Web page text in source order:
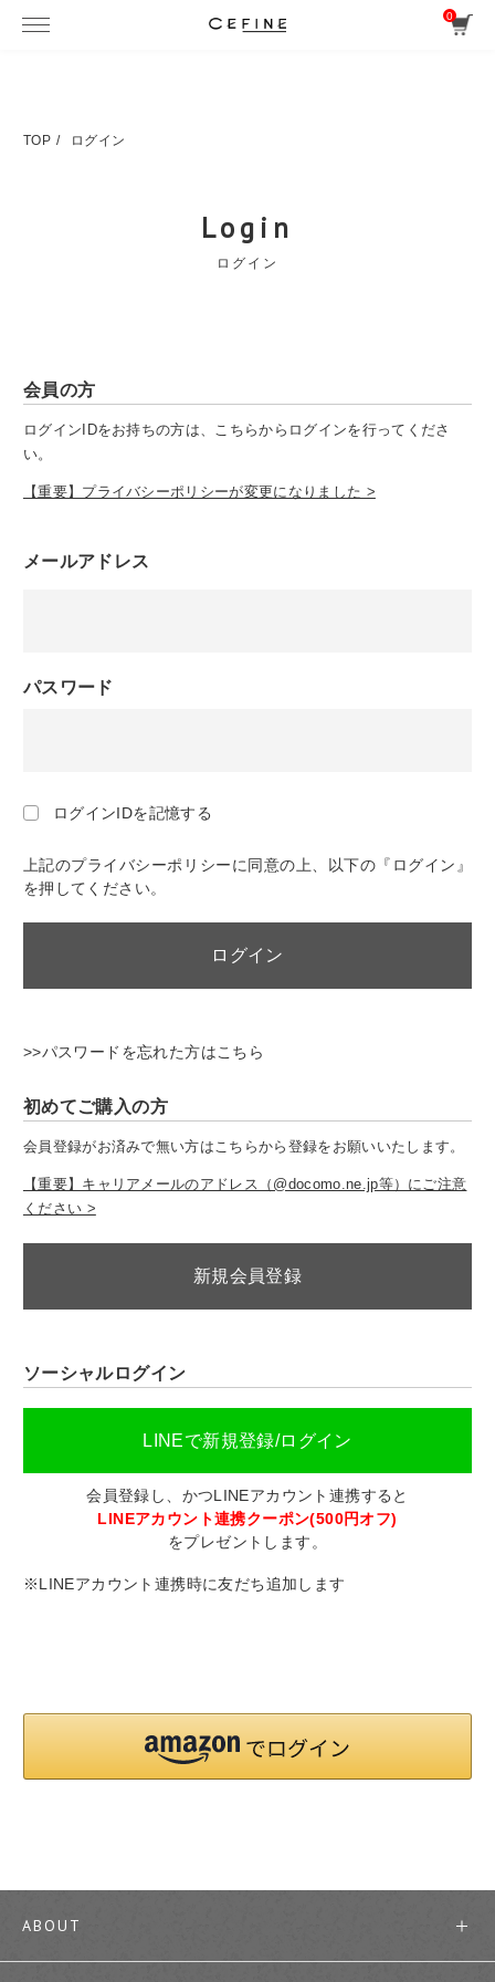
0
TOP ログイン
Login
ログイン
初めてご購入の方
会員登録がお済みで無い方はこちらから登録をお願いいたします。
【重要】キャリアメールのアドレス（@docomo.ne.jp等）にご注意
ください >
新規会員登録
ソーシャルログイン
LINEで新規登録/ログイン
会員登録し、かつLINEアカウント連携すると
LINEアカウント連携クーポン(500円オフ)
をプレゼントします。
※LINEアカウント連携時に友だち追加します
会員の方
ログインIDをお持ちの方は、こちらからログインを行ってくださ
い。
【重要】プライバシーポリシーが変更になりました >
メールアドレス
パスワード
ログインIDを記憶する
上記のプライバシーポリシーに同意の上、以下の『ログイン』
を押してください。
ログイン
>>パスワードを忘れた方はこちら
ABOUT